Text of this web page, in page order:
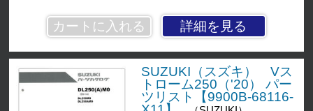
詳細を見る
SUZUKI（スズキ） Vス
トローム250（'20） パー
ツリスト【9900B-68116-